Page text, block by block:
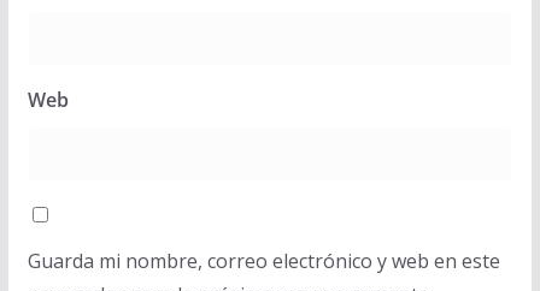
Web
Guarda mi nombre, correo electrónico y web en este